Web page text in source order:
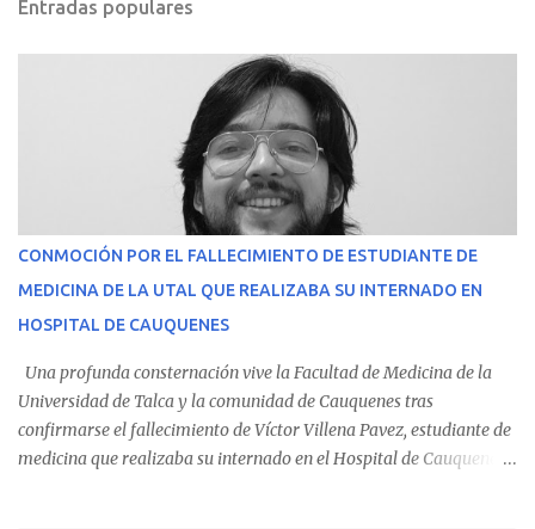
Entradas populares
CONMOCIÓN POR EL FALLECIMIENTO DE ESTUDIANTE DE
MEDICINA DE LA UTAL QUE REALIZABA SU INTERNADO EN
HOSPITAL DE CAUQUENES
Una profunda consternación vive la Facultad de Medicina de la
Universidad de Talca y la comunidad de Cauquenes tras
confirmarse el fallecimiento de Víctor Villena Pavez, estudiante de
medicina que realizaba su internado en el Hospital de Cauquenes.